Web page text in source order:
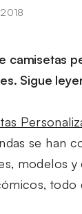
camisetas
Sigue
se han
modelos y
todo